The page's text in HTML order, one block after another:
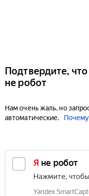
Подтвердите,
не робот
Нам очень жаль, но
автоматические.
Почему
Я не робот
Нажмите,
Yandex